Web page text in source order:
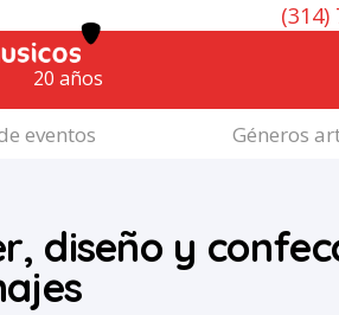
(314)
20 años
eventos Géneros
diseño y